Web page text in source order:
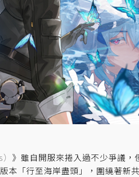
》雖自開服來捲入過不少爭議，
本「行至海岸盡頭」，圍繞著新